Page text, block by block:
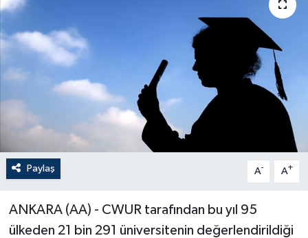
Paylaş A- A+
ANKARA (AA) - CWUR tarafından bu yıl 95
ülkeden 21 bin 291 üniversitenin değerlendirildiği